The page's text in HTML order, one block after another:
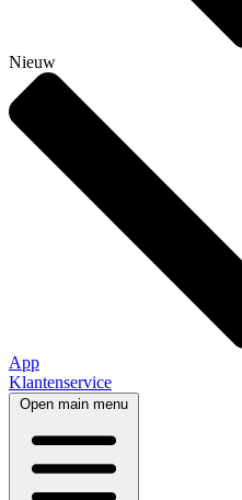
Nieuw
App
Klantenservice
Open main menu